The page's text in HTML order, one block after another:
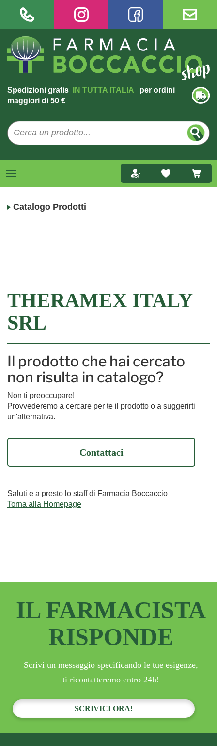
Spedizioni gratis IN TUTTA ITALIA
per ordini
maggiori di 50 €
Catalogo Prodotti
THERAMEX ITALY
SRL
Il prodotto che hai cercato
non risulta in catalogo?
Non ti preoccupare!
Provvederemo a cercare per te il prodotto o a suggerirti
un'alternativa.
Contattaci
Saluti e a presto lo staff di Farmacia Boccaccio
Torna alla Homepage
IL FARMACISTA
RISPONDE
Scrivi un messaggio specificando le tue esigenze,
ti ricontatteremo entro 24h!
SCRIVICI ORA!